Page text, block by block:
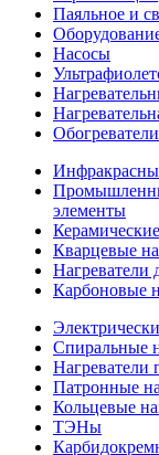
Паяльное и
Насосы
элементы
Кварцевые
Нагреватели
Карбоновые
Спиральные
Нагреватели
Патронные
Кольцевые
ТЭНы